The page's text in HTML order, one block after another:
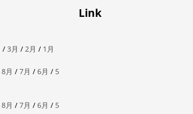
/ 3月 / 2月 / 1月
8月 / 7月 / 6月 / 5
8月 / 7月 / 6月 / 5
Link